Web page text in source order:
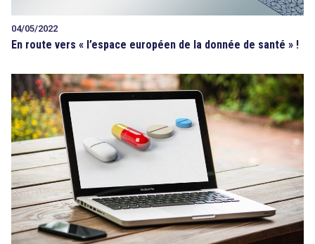
04/05/2022
En route vers « l’espace européen de la donnée de santé » !